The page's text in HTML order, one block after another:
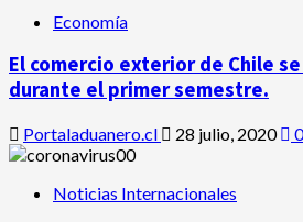
Economía
El comercio exterior de Chile
durante el primer semestre.
Portaladuanero.cl 28 julio, 2020 0
Noticias Internacionales